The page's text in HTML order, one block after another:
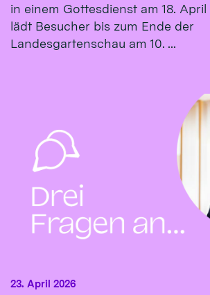
in einem Gottesdienst am 18.
lädt Besucher bis zum Ende der
Landesgartenschau am 10. ...
23. April 2026